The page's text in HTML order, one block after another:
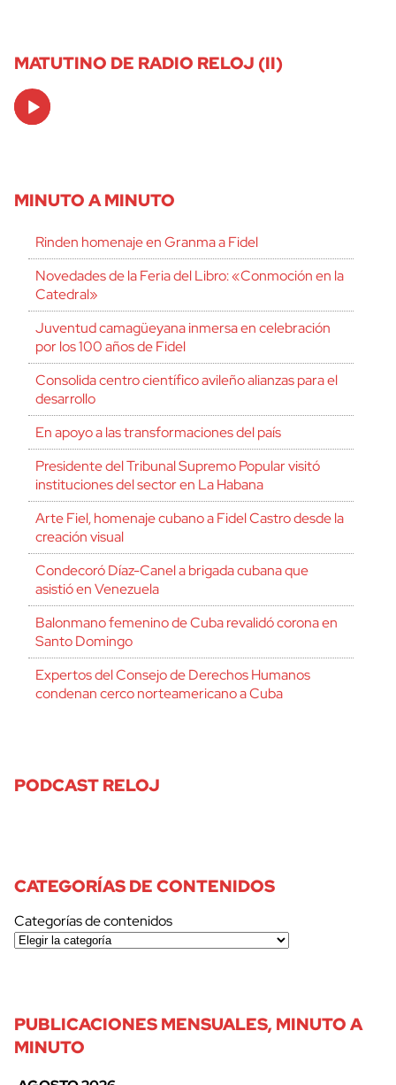
MATUTINO DE RADIO RELOJ (II)
Audio
Player
MINUTO A MINUTO
Rinden homenaje en Granma a Fidel
Novedades de la Feria del Libro: «Conmoción en la
Catedral»
Juventud camagüeyana inmersa en celebración
por los 100 años de Fidel
Consolida centro científico avileño alianzas para el
desarrollo
En apoyo a las transformaciones del país
Presidente del Tribunal Supremo Popular visitó
instituciones del sector en La Habana
Arte Fiel, homenaje cubano a Fidel Castro desde la
creación visual
Condecoró Díaz-Canel a brigada cubana que
asistió en Venezuela
Balonmano femenino de Cuba revalidó corona en
Santo Domingo
Expertos del Consejo de Derechos Humanos
condenan cerco norteamericano a Cuba
PODCAST RELOJ
CATEGORÍAS DE CONTENIDOS
Categorías de contenidos
PUBLICACIONES MENSUALES, MINUTO A
MINUTO